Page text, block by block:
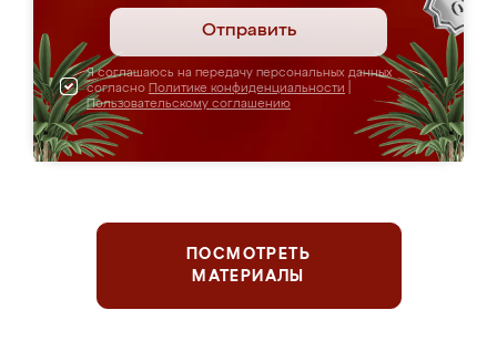
Отправить
Я соглашаюсь на передачу персональных данных
согласно Политике конфиденциальности
Пользовательскому соглашению
ПОСМОТРЕТЬ
МАТЕРИАЛЫ